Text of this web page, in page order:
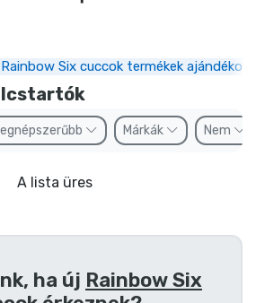
Rainbow Six cuccok termékek ajándékok
Márkák Nem
A lista üres
ha új Rainbow Six
cuccok